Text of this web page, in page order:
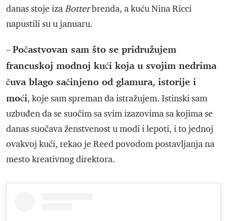
danas stoje izaBotterbrenda, a kuću Nina Ricci
napustili su u januaru.
–Počastvovan sam što se pridružujem
francuskoj modnoj kući koja u svojim nedrima
čuva blago sačinjeno od glamura, istorije i
moći, koje sam spreman da istražujem. Istinski sam
uzbuđen da se suočim sa svim izazovima sa kojima se
danas suočava ženstvenost u modi i lepoti, i to jednoj
ovakvoj kući, rekao je Reed povodom postavljanja na
mesto kreativnog direktora.